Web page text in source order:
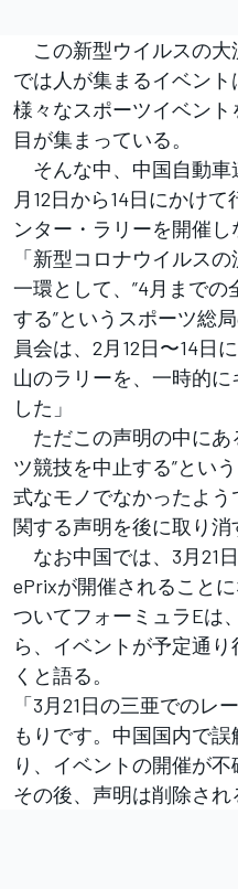
この新型ウイルスの大
では人が集まるイベント
様々なスポーツイベン
目が集まっている。
そんな中、中国自動車
月12日から14日にかけ
ンター・ラリーを開催し
「新型コロナウイルス
一環として、”4月まで
する”というスポーツ総
員会は、2月12日〜14日
山のラリーを、一時的
した」
ただこの声明の中にあ
ツ競技を中止する”とい
式なモノでなかったよう
関する声明を後に取り消
なお中国では、3月21
ePrixが開催されること
ついてフォーミュラEは
ら、イベントが予定通
くと語る。
「3月21日の三亜でのレ
もりです。中国国内で
り、イベントの開催が
その後、声明は削除され